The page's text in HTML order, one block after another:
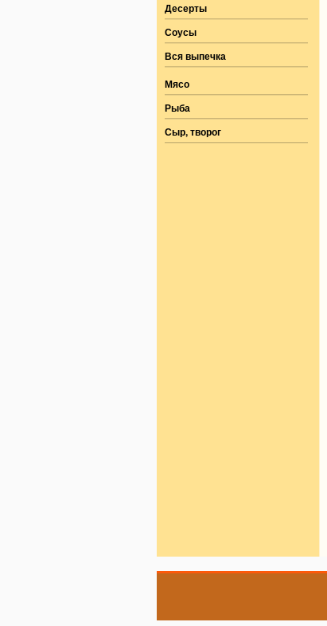
Десерты
Соусы
Вся выпечка
Мясо
Рыба
Сыр, творог